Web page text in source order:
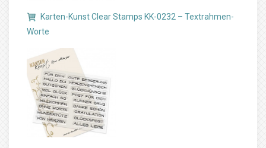
Karten-Kunst Clear Stamps KK-0232 – Textrahmen-
Worte